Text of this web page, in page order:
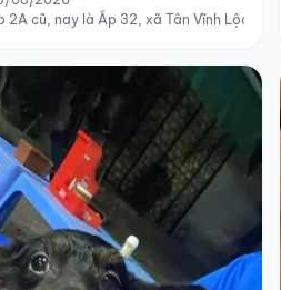
2A cũ, nay là Ấp 32, xã Tân Vĩnh Lộc, HCM